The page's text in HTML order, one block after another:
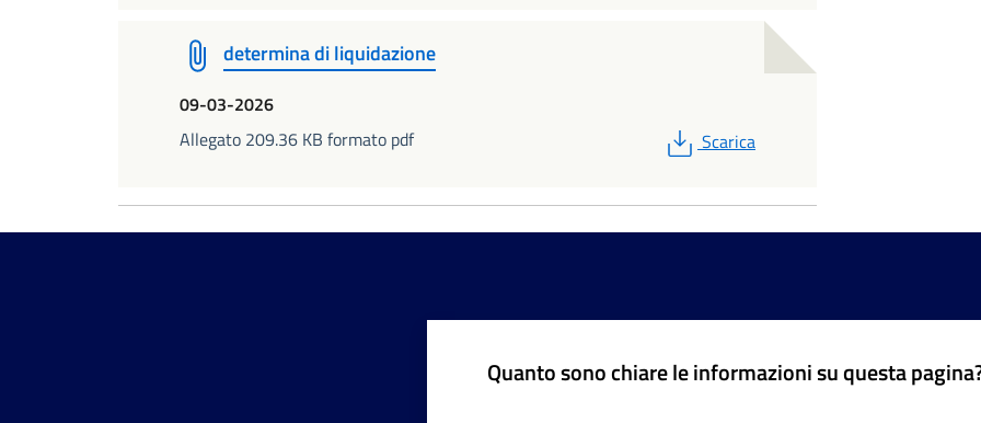
determina di liquidazione
09-03-2026
Allegato 209.36 KB formato pdf
PDF
Scarica
Quanto sono chiare le informazioni su questa